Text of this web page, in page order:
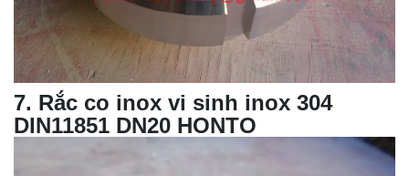
7. Rắc co inox vi sinh inox 304
DIN11851 DN20 HONTO